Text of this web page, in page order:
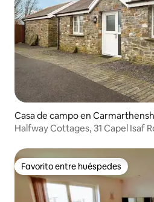
Casa de campo en
Halfway Cottages, 31 Capel Isaf
Favorito entre huéspedes
Favorito entre huéspedes